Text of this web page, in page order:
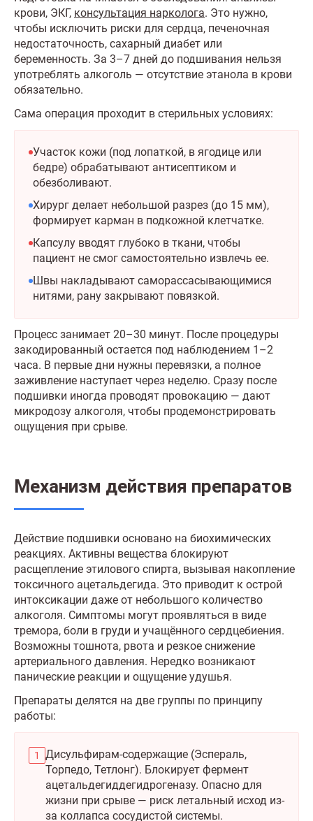
крови, ЭКГ, консультация нарколога. Это нужно,
чтобы исключить риски для сердца, печеночная
недостаточность, сахарный диабет или
беременность. За 3–7 дней до подшивания нельзя
употреблять алкоголь — отсутствие этанола в крови
обязательно.
Сама операция проходит в стерильных условиях:
Участок кожи (под лопаткой, в ягодице или
бедре) обрабатывают антисептиком и
обезболивают.
Хирург делает небольшой разрез (до 15 мм),
формирует карман в подкожной клетчатке.
Капсулу вводят глубоко в ткани, чтобы
пациент не смог самостоятельно извлечь ее.
Швы накладывают саморассасывающимися
нитями, рану закрывают повязкой.
Процесс занимает 20–30 минут. После процедуры
закодированный остается под наблюдением 1–2
часа. В первые дни нужны перевязки, а полное
заживление наступает через неделю. Сразу после
подшивки иногда проводят провокацию — дают
микродозу алкоголя, чтобы продемонстрировать
ощущения при срыве.
Механизм действия препаратов
Действие подшивки основано на биохимических
реакциях. Активны вещества блокируют
расщепление этилового спирта, вызывая накопление
токсичного ацетальдегида. Это приводит к острой
интоксикации даже от небольшого количество
алкоголя. Симптомы могут проявляться в виде
тремора, боли в груди и учащённого сердцебиения.
Возможны тошнота, рвота и резкое снижение
артериального давления. Нередко возникают
панические реакции и ощущение удушья.
Препараты делятся на две группы по принципу
работы:
Дисульфирам-содержащие (Эспераль,
Торпедо, Тетлонг). Блокирует фермент
ацетальдегиддегидрогеназу. Опасно для
жизни при срыве — риск летальный исход из-
за коллапса сосудистой системы.